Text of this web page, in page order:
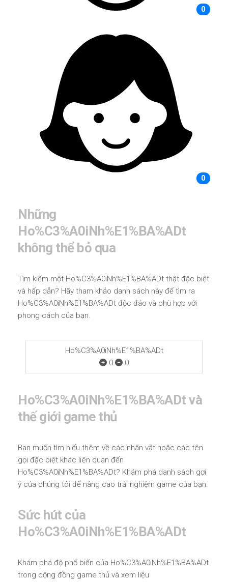
0
0
Những
Ho%C3%A0iNh%E1%BA%ADt
không thể bỏ qua
Tìm kiếm một Ho%C3%A0iNh%E1%BA%ADt thật đặc biệt
và hấp dẫn? Hãy tham khảo danh sách này để tìm ra
Ho%C3%A0iNh%E1%BA%ADt độc đáo và phù hợp với
phong cách của bạn.
Ho%C3%A0iNh%E1%BA%ADt
0
0
Ho%C3%A0iNh%E1%BA%ADt và
thế giới game thủ
Bạn muốn tìm hiểu thêm về các nhân vật hoặc các tên
gọi đặc biệt khác liên quan đến
Ho%C3%A0iNh%E1%BA%ADt? Khám phá danh sách gợi
ý của chúng tôi để nâng cao trải nghiệm game của bạn.
Sức hút của
Ho%C3%A0iNh%E1%BA%ADt
Khám phá độ phổ biến của Ho%C3%A0iNh%E1%BA%ADt
trong cộng đồng game thủ và xem liệu